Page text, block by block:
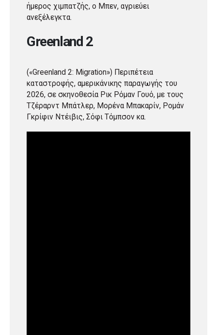
ήμερος χιμπατζής, ο Μπεν, αγριεύει
ανεξέλεγκτα.
Greenland 2
(«Greenland 2: Migration») Περιπέτεια
καταστροφής, αμερικάνικης παραγωγής του
2026, σε σκηνοθεσία Ρικ Ρόμαν Γουό, με τους
Τζέραρντ Μπάτλερ, Μορένα Μπακαρίν, Ρομάν
Γκρίφιν Ντέιβις, Σόφι Τόμπσον κα.